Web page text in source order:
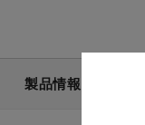
製品情報